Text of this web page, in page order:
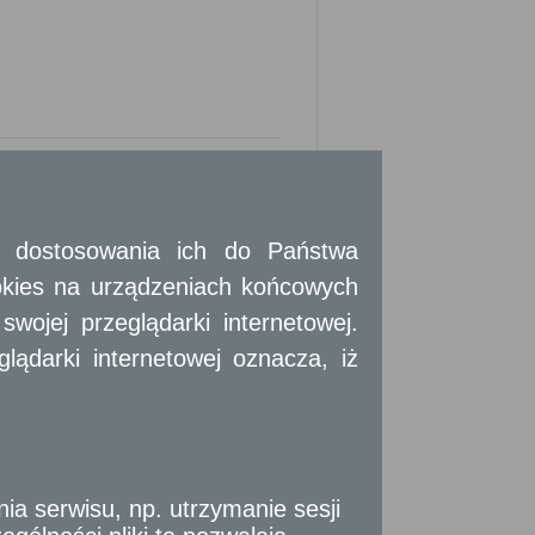
z zachowaniem warunków określonych
umowy). W braku odmiennej
na koniec roku dzierżawnego, inną
ich do Państwa
na urządzeniach końcowych
przeglądarki internetowej.
internetowej oznacza, iż
serwisu, np. utrzymanie sesji